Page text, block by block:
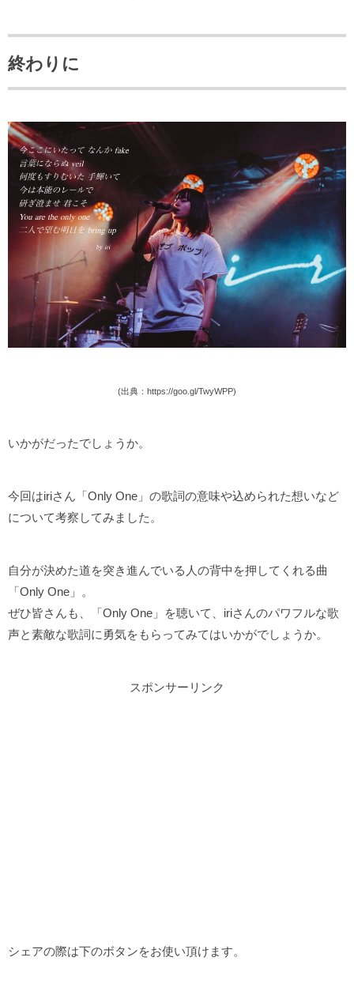
終わりに
(出典：https://goo.gl/TwyWPP)
いかがだったでしょうか。
今回はiriさん「Only One」の歌詞の意味や込められた想いなど
について考察してみました。
自分が決めた道を突き進んでいる人の背中を押してくれる曲
「Only One」。
ぜひ皆さんも、「Only One」を聴いて、iriさんのパワフルな歌
声と素敵な歌詞に勇気をもらってみてはいかがでしょうか。
スポンサーリンク
シェアの際は下のボタンをお使い頂けます。